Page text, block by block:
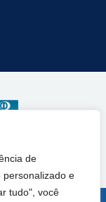
de
personalizado e
tudo", você